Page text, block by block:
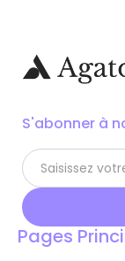
S'abonner à
Pages